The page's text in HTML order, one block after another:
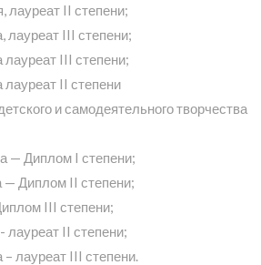
лауреат II степени;
лауреат III степени;
III степени;
II степени
и самодеятельного творчества
— Диплом I степени;
Диплом II степени;
III степени;
лауреат II степени;
лауреат III степени.